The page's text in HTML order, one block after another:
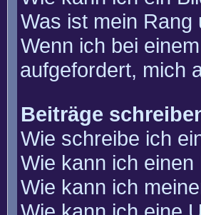
Was ist mein
Wenn ich bei
aufgefordert, mich
Beiträge
Wie schreibe ich
Wie kann ich
Wie kann ich